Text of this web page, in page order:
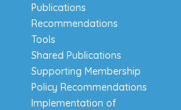
Publications
Recommendations
Tools
Shared Publications
Supporting Membership
Policy Recommendations
Implementation of